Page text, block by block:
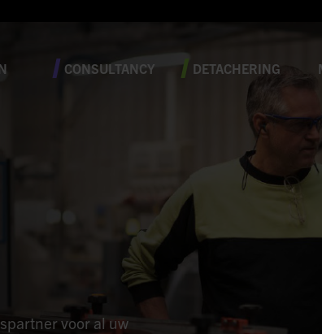
CONSULTANCY DETACHERING
voor al uw